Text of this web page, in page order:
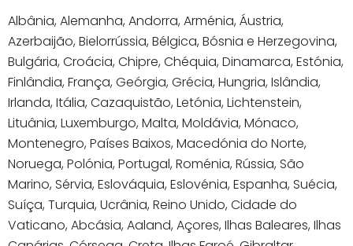
Albânia, Alemanha, Andorra, Arménia, Áustria,
Azerbaijão, Bielorrússia, Bélgica, Bósnia e Herzegovina,
Bulgária, Croácia, Chipre, Chéquia, Dinamarca, Estónia,
Finlândia, França, Geórgia, Grécia, Hungria, Islândia,
Irlanda, Itália, Cazaquistão, Letónia, Lichtenstein,
Lituânia, Luxemburgo, Malta, Moldávia, Mónaco,
Montenegro, Países Baixos, Macedónia do Norte,
Noruega, Polónia, Portugal, Roménia, Rússia, São
Marino, Sérvia, Eslováquia, Eslovénia, Espanha, Suécia,
Suíça, Turquia, Ucrânia, Reino Unido, Cidade do
Vaticano, Abcásia, Aaland, Açores, Ilhas Baleares, Ilhas